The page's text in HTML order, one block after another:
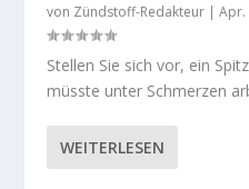
von Zündstoff-Redakteur |Apr.
Stellen Sie sich vor, ein
müsste unter Schmerzen
WEITERLESEN